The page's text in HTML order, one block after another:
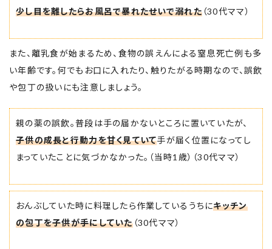
少し目を離したらお風呂で暴れたせいで溺れた（30代ママ）
また、離乳食が始まるため、食物の誤えんによる窒息死亡例も多
い年齢です。何でもお口に入れたり、触りたがる時期なので、誤飲
や包丁の扱いにも注意しましょう。
親の薬の誤飲。普段は手の届かないところに置いていたが、
子供の成長と行動力を甘く見ていて手が届く位置になってし
まっていたことに気づかなかった。（当時1歳）（30代ママ）
おんぶしていた時に料理したら作業しているうちにキッチン
の包丁を子供が手にしていた（30代ママ）